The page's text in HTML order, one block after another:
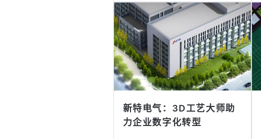
新特电气：3D工艺大师助
力企业数字化转型